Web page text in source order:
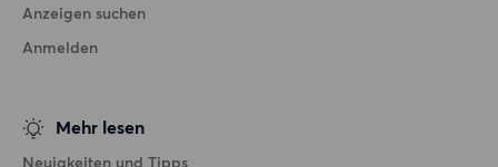
Anzeigen suchen
Anmelden
Mehr lesen
Neuigkeiten und Tipps